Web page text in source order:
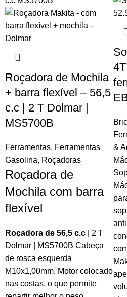
Roçadora de Mochila
+ barra flexível – 56,5
c.c | 2 T Dolmar |
MS5700B
Ferramentas, Ferramentas
Gasolina, Roçadoras
Roçadora de
Mochila com barra
flexível
Roçadora de 56,5 c.c | 2 T
Dolmar | MS5700B Cabeça
de rosca esquerda
M10x1,00mm. Motor colocado
nas costas, o que permite
&